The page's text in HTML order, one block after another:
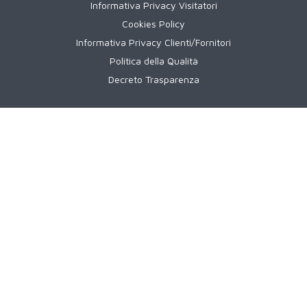
Informativa Privacy Visitatori
Cookies Policy
Informativa Privacy Clienti/Fornitori
Politica della Qualità
Decreto Trasparenza